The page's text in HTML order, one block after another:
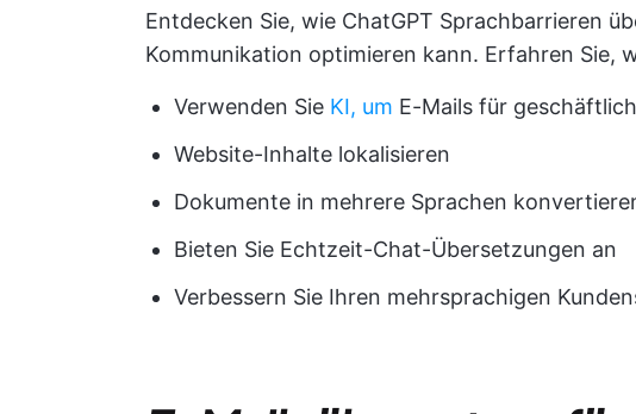
Entdecken Sie, wie ChatGPT Sprachbarrieren
Kommunikation optimieren kann. Erfahren Sie,
Verwenden Sie KI, um E-Mails für
Website-Inhalte lokalisieren
Dokumente in mehrere Sprachen
Bieten Sie Echtzeit-Chat-Übersetzungen an
Verbessern Sie Ihren mehrsprachigen